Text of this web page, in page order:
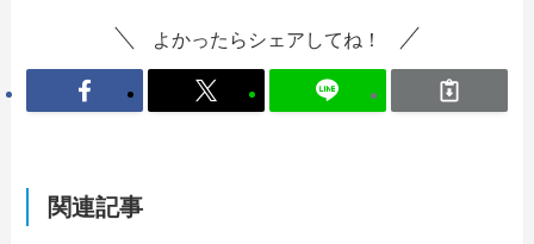
よかったらシェアしてね！
関連記事